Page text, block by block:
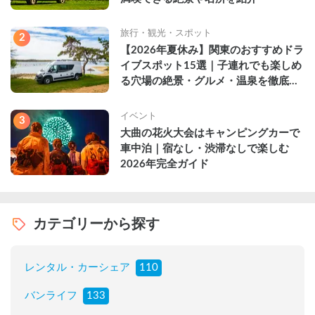
2 旅行・観光・スポット
【2026年夏休み】関東のおすすめドラ
イブスポット15選｜子連れでも楽しめ
る穴場の絶景・グルメ・温泉を徹底解
3 イベント
大曲の花火大会はキャンピングカーで
車中泊｜宿なし・渋滞なしで楽しむ
2026年完全ガイド
カテゴリーから探す
レンタル・カーシェア 110
バンライフ 133